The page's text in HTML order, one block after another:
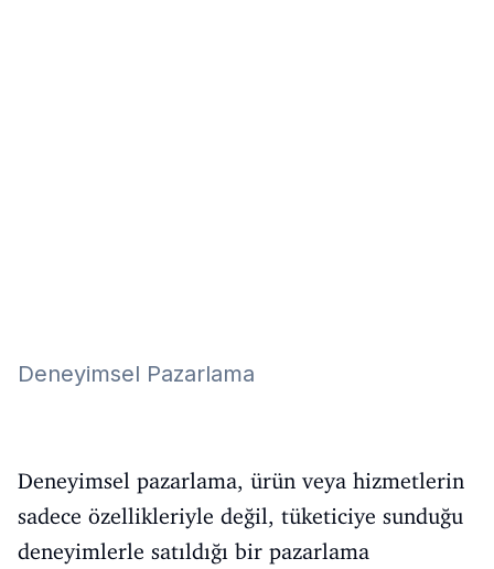
Deneyimsel Pazarlama
Deneyimsel pazarlama, ürün veya hizmetlerin
sadece özellikleriyle değil, tüketiciye sunduğu
deneyimlerle satıldığı bir pazarlama